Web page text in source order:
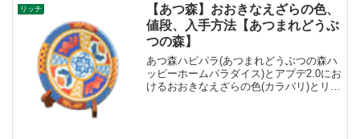
リッチ
【あつ森】おおきなえざらの色、
値段、入手方法【あつまれどうぶ
つの森】
あつ森ハピパラ(あつまれどうぶつの森ハ
ッピーホームパラダイス)とアプデ2.0にお
けるおおきなえざらの色(カラバリ)とリメ